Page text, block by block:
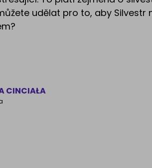
udělat pro to, aby Silvestr
CINCIAŁA